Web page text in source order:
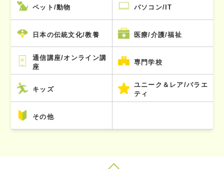
ペット/動物 パソコン/IT
日本の伝統文化/教養 医療/介護/福祉
通信講座/オンライン講
座
専門学校
キッズ
ユニーク＆レア/バラエ
ティ
その他